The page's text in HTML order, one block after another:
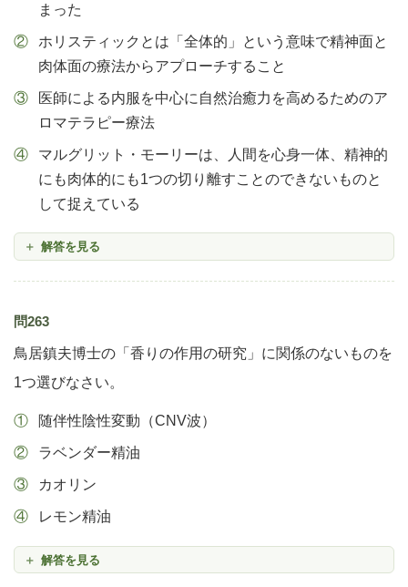
まった
ホリスティックとは「全体的」という意味で精神面と
肉体面の療法からアプローチすること
医師による内服を中心に自然治癒力を高めるためのア
ロマテラピー療法
マルグリット・モーリーは、人間を心身一体、精神的
にも肉体的にも1つの切り離すことのできないものと
して捉えている
解答を見る
問263
鳥居鎮夫博士の「香りの作用の研究」に関係のないものを
1つ選びなさい。
随伴性陰性変動（CNV波）
ラベンダー精油
カオリン
レモン精油
解答を見る